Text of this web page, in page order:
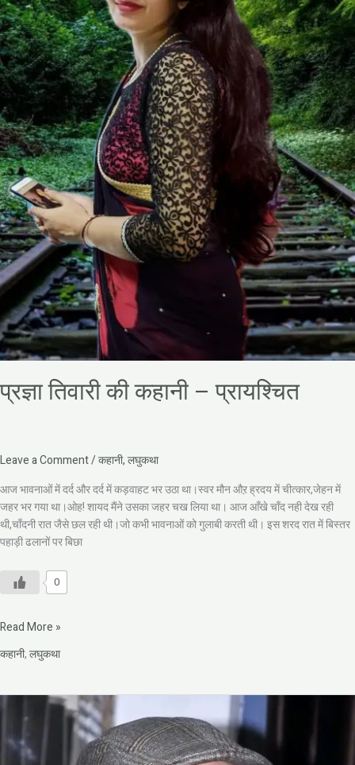
प्रज्ञा तिवारी की कहानी – प्रायश्चित
Leave a Comment/कहानी,लघुकथा
आज भावनाओं में दर्द और दर्द में कड़वाहट भर उठा था।स्वर मौन औऱ ह्रदय में चीत्कार,जेहन में
जहर भर गया था।ओह! शायद मैंने उसका जहर चख लिया था। आज आँखे चाँद नही देख रही
थी,चाँदनी रात जैसे छल रही थी।जो कभी भावनाओं को गुलाबी करती थी। इस शरद रात में बिस्तर
पहाड़ी ढलानों पर बिछा
0
Read More »
कहानी,लघुकथा
की
अनोखी